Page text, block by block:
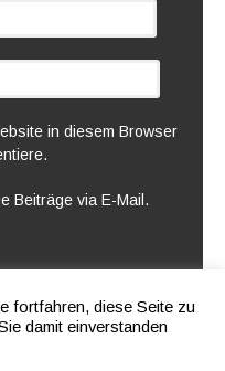
in diesem Browser
Beiträge via E-Mail.
fortfahren, diese Seite zu
damit einverstanden